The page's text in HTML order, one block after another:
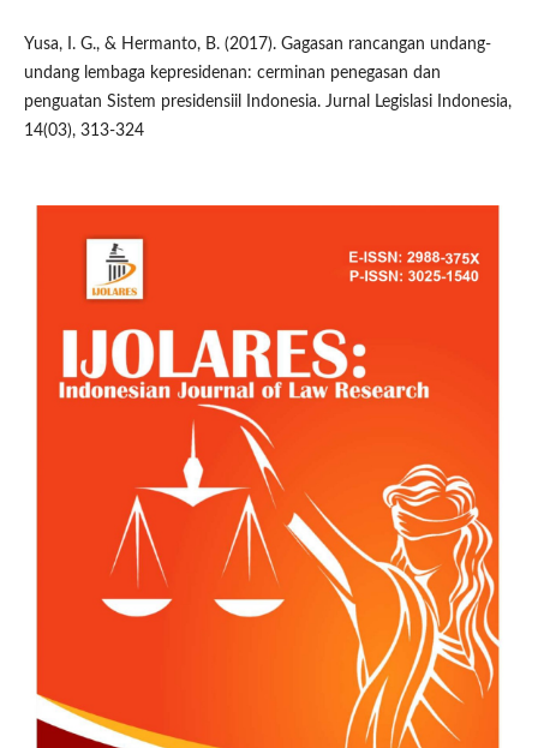
Yusa, I. G., & Hermanto, B. (2017). Gagasan rancangan undang-
undang lembaga kepresidenan: cerminan penegasan dan
penguatan Sistem presidensiil Indonesia. Jurnal Legislasi Indonesia,
14(03), 313-324